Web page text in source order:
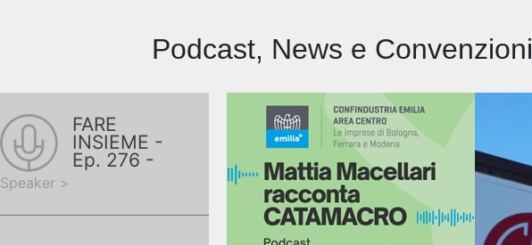
Podcast, News e Convenzioni
FARE
INSIEME -
Ep. 276 -
Speaker >